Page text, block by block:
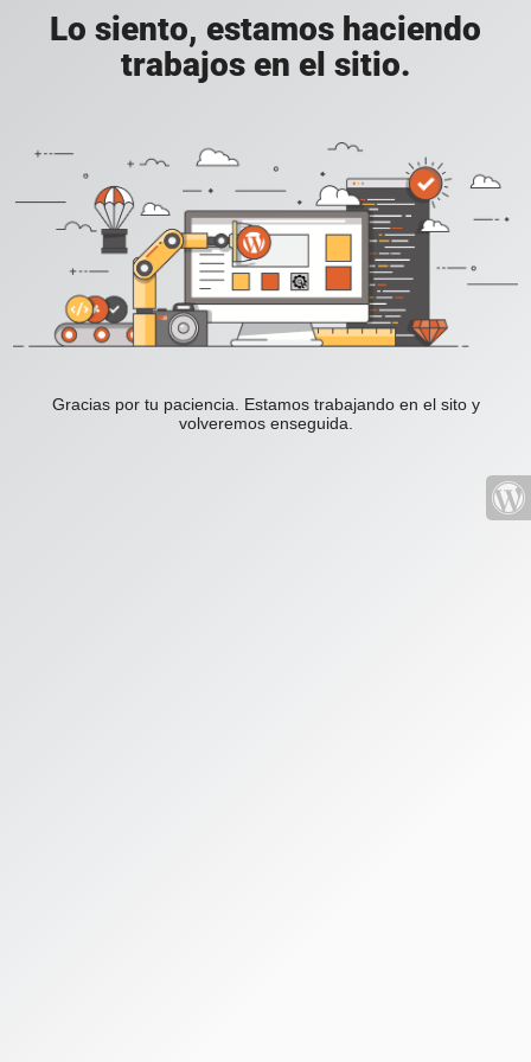
Lo siento, estamos haciendo
trabajos en el sitio.
Gracias por tu paciencia. Estamos trabajando en el sito y
volveremos enseguida.